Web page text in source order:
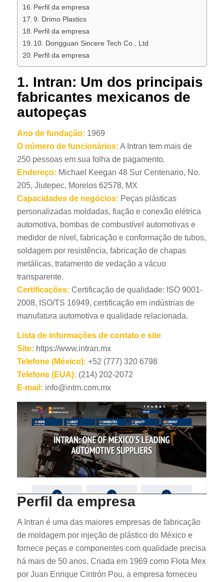
Perfil da empresa
9. Drimo Plastics
Perfil da empresa
10. Dongguan Sincere Tech Co., Ltd
Perfil da empresa
1. Intran: Um dos principais
fabricantes mexicanos de
autopeças
Ano de fundação: 1969
O número de funcionários: A Intran tem mais de
250 pessoas em sua folha de pagamento.
Endereço: Michael Keegan 48 Sur Centenario, No.
205, Jiutepec, Morelos 62578, MX
Capacidades de negócios: Peças plásticas
personalizadas moldadas, fiação e conexão elétrica
automotiva, bombas de combustível automotivas e
medidor de nível, fabricação e conformação de tubos,
soldagem por resistência, fabricação de chapas
metálicas, tratamento de vedação a vácuo
transparente.
Certificações: Certificação de qualidade: ISO 9001-
2008, ISO/TS 16949, certificação em indústrias de
manufatura automotiva e qualidade relacionada.
Lista de informações de contato e site
Site: https://www.intran.mx
Telefone (México): +52 (777) 320 6798
Telefone (EUA): (214) 202-2072
E-mail: info@intrn.com.mx
Perfil da empresa
A Intran é uma das maiores empresas de fabricação
de moldagem por injeção de plástico do México e
fornece peças e componentes com qualidade precisa
há mais de 50 anos. Criada em 1969 como Flota Mex
por Juan Enrique Cintrón Pou, a empresa forneceu